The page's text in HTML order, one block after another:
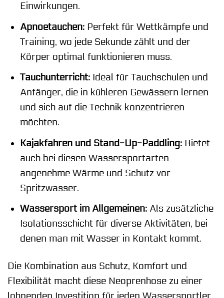
Einwirkungen.
Apnoetauchen:Perfekt für Wettkämpfe und
Training, wo jede Sekunde zählt und der
Körper optimal funktionieren muss.
Tauchunterricht:Ideal für Tauchschulen und
Anfänger, die in kühleren Gewässern lernen
und sich auf die Technik konzentrieren
möchten.
Kajakfahren und Stand-Up-Paddling:Bietet
auch bei diesen Wassersportarten
angenehme Wärme und Schutz vor
Spritzwasser.
Wassersport im Allgemeinen:Als zusätzliche
Isolationsschicht für diverse Aktivitäten, bei
denen man mit Wasser in Kontakt kommt.
Die Kombination aus Schutz, Komfort und
Flexibilität macht diese Neoprenhose zu einer